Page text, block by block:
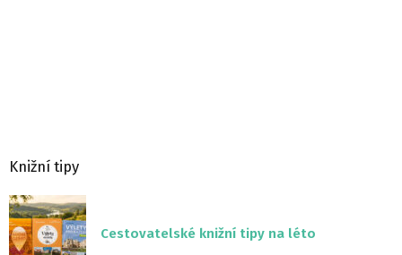
Knižní tipy
Cestovatelské knižní tipy na léto